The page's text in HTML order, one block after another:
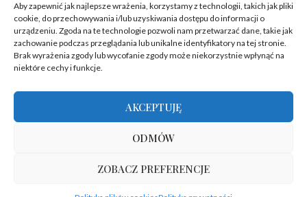
Aby zapewnić jak najlepsze wrażenia, korzystamy z technologii, takich jak pliki
cookie, do przechowywania i/lub uzyskiwania dostępu do informacji o
urządzeniu. Zgoda na te technologie pozwoli nam przetwarzać dane, takie jak
zachowanie podczas przeglądania lub unikalne identyfikatory na tej stronie.
Brak wyrażenia zgody lub wycofanie zgody może niekorzystnie wpłynąć na
niektóre cechy i funkcje.
AKCEPTUJĘ
ODMÓW
ZOBACZ PREFERENCJE
@2012-2025 - Wszelkie prawa zastrzeżone | Hosting zapewnia